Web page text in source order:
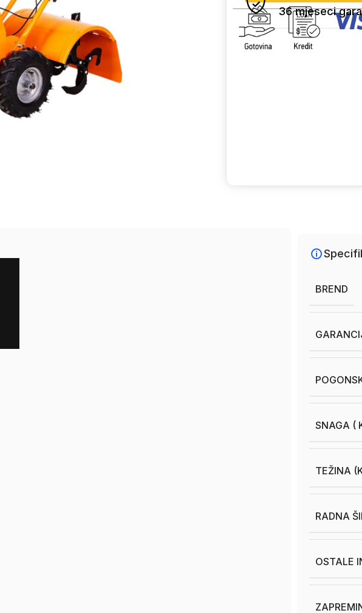
36 mjeseci
BREND
SNAGA (
TEŽINA
RADNA
OSTALE